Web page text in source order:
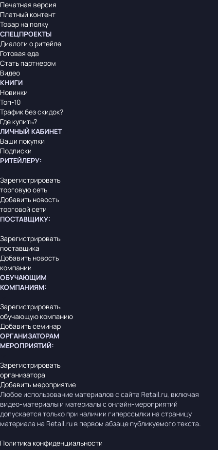
Печатная версия
Платный контент
Товар на полку
СПЕЦПРОЕКТЫ
Диалоги о ритейле
Готовая еда
Стать партнером
Видео
КНИГИ
Новинки
Топ-10
Трафик без скидок?
Где купить?
ЛИЧНЫЙ КАБИНЕТ
Ваши покупки
Подписки
РИТЕЙЛЕРУ:
Зарегистрировать
торговую сеть
Добавить новость
торговой сети
ПОСТАВЩИКУ:
Зарегистрировать
поставщика
Добавить новость
компании
ОБУЧАЮЩИМ
КОМПАНИЯМ:
Зарегистрировать
обучающую компанию
Добавить семинар
ОРГАНИЗАТОРАМ
МЕРОПРИЯТИЙ:
Зарегистрировать
организатора
Добавить мероприятие
Любое использование материалов с сайта Retail.ru, включая
видео-материалы и материалы с онлайн-мероприятий
допускается только при наличии гиперссылки на страницу
материала на Retail.ru в первом абзаце публикуемого текста.
Политика конфиденциальности